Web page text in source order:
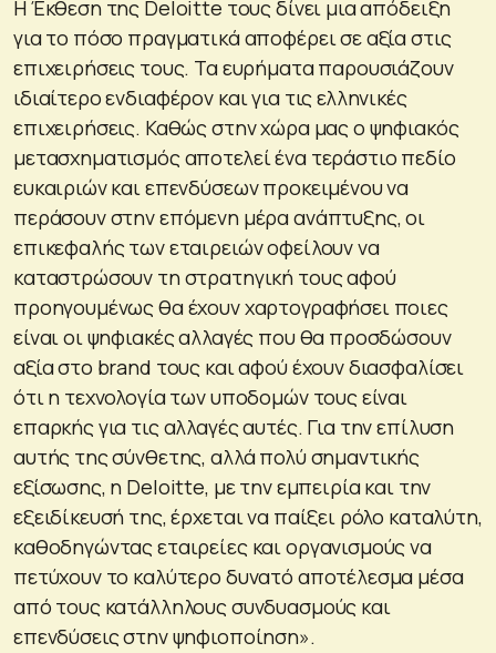
Η Έκθεση της Deloitte τους δίνει μια απόδειξη
για το πόσο πραγματικά αποφέρει σε αξία στις
επιχειρήσεις τους. Τα ευρήματα παρουσιάζουν
ιδιαίτερο ενδιαφέρον και για τις ελληνικές
επιχειρήσεις. Καθώς στην χώρα μας ο ψηφιακός
μετασχηματισμός αποτελεί ένα τεράστιο πεδίο
ευκαιριών και επενδύσεων προκειμένου να
περάσουν στην επόμενη μέρα ανάπτυξης, οι
επικεφαλής των εταιρειών οφείλουν να
καταστρώσουν τη στρατηγική τους αφού
προηγουμένως θα έχουν χαρτογραφήσει ποιες
είναι οι ψηφιακές αλλαγές που θα προσδώσουν
αξία στο brand τους και αφού έχουν διασφαλίσει
ότι η τεχνολογία των υποδομών τους είναι
επαρκής για τις αλλαγές αυτές. Για την επίλυση
αυτής της σύνθετης, αλλά πολύ σημαντικής
εξίσωσης, η Deloitte, με την εμπειρία και την
εξειδίκευσή της, έρχεται να παίξει ρόλο καταλύτη,
καθοδηγώντας εταιρείες και οργανισμούς να
πετύχουν το καλύτερο δυνατό αποτέλεσμα μέσα
από τους κατάλληλους συνδυασμούς και
επενδύσεις στην ψηφιοποίηση».